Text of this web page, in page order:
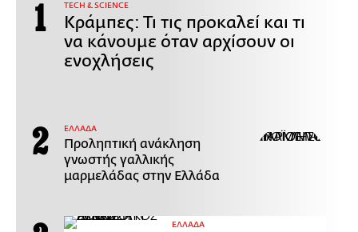
ΤECH & SCIENCE
Κράμπες: Τι τις προκαλεί και τι
να κάνουμε όταν αρχίσουν οι
ενοχλήσεις
ΕΛΛΑΔΑ
Προληπτική ανάκληση
γνωστής γαλλικής
μαρμελάδας στην Ελλάδα
ΕΛΛΑΔΑ